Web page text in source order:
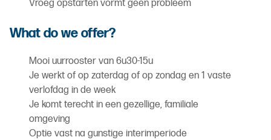
Vroeg opstarten vormt geen probleem
What do we offer?
Mooi uurrooster van 6u30-15u
Je werkt of op zaterdag of op zondag en 1 vaste
verlofdag in de week
Je komt terecht in een gezellige, familiale
omgeving
Optie vast na gunstige interimperiode